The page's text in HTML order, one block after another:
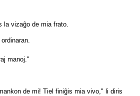
vizaĝo de mia frato.
manoj."
de mi! Tiel finiĝis mia vivo," li diris